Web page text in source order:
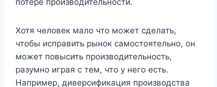
Хотя человек мало что может сделать,
чтобы исправить рынок самостоятельно, он
может повысить производительность,
разумно играя с тем, что у него есть.
Например, диверсификация производства